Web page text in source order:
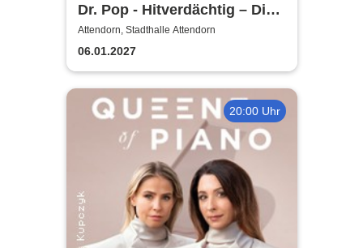
Dr. Pop - Hitverdächtig – Die
Musik-Comedy-Stand-up-
Show! - (ständig aktualisiert)
Attendorn, Stadthalle Attendorn
06.01.2027
20:00 Uhr